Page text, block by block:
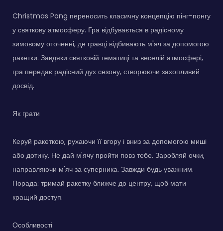
Christmas Pong переносить класичну концепцію пінг-понгу
у святкову атмосферу. Гра відбувається в радісному
зимовому оточенні, де гравці відбивають м'яч за допомогою
ракетки. Завдяки святковій тематиці та веселій атмосфері,
гра передає радісний дух сезону, створюючи захопливий
досвід.
Як грати
Керуй ракеткою, рухаючи її вгору і вниз за допомогою миші
або дотику. Не дай м'ячу пройти повз тебе. Заробляй очки,
направляючи м'яч за суперника. Завжди будь уважним.
Порада: тримай ракетку ближче до центру, щоб мати
кращий доступ.
Особливості